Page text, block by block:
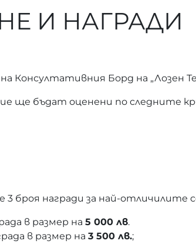
И НАГРАДИ
Борд на „Лозен
ще бъдат оценени по следните
3 броя награди за най-отличилите
в размер на 5 000 лв.
в размер на 3 500 лв.;